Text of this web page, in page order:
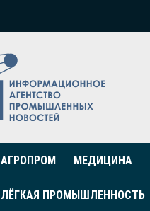
АГРОПРОМ МЕДИЦИНА
ЛЁГКАЯ ПРОМЫШЛЕННОСТЬ